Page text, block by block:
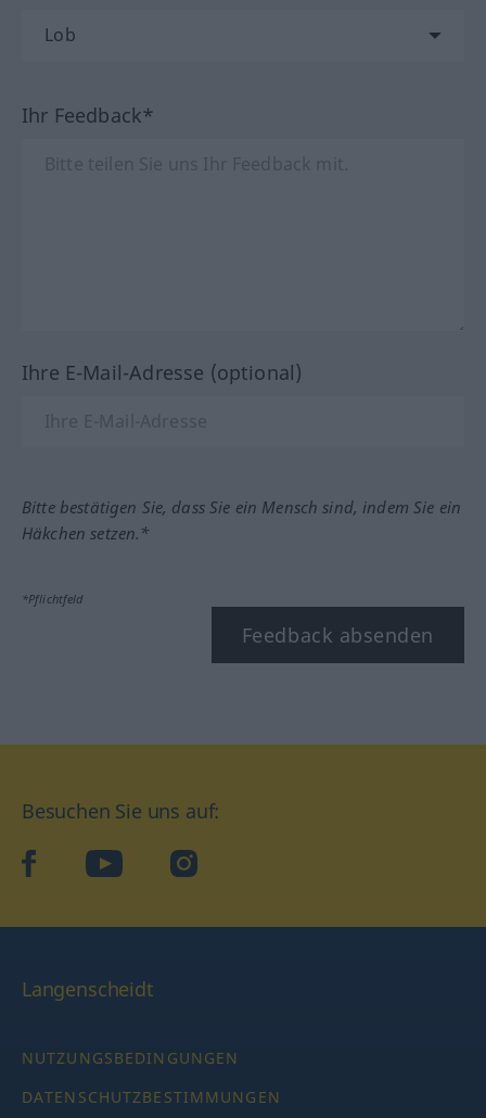
Ihr Feedback*
Ihre E-Mail-Adresse (optional)
Bitte bestätigen Sie, dass Sie ein Mensch sind, indem Sie ein
Häkchen setzen.*
*Pflichtfeld
Feedback absenden
Besuchen Sie uns auf:
facebookYouTube Instagram
Langenscheidt
NUTZUNGSBEDINGUNGEN
DATENSCHUTZBESTIMMUNGEN